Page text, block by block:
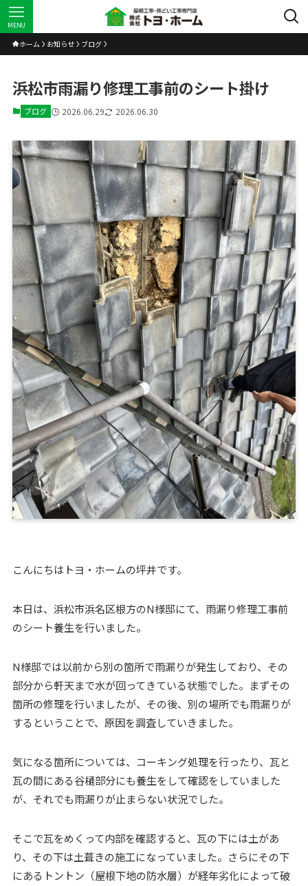
MENU
ホーム お知らせ ブログ
浜松市雨漏り修理工事前のシート掛け
ブログ 2026.06.29 2026.06.30
こんにちはトヨ・ホームの坪井です。
本日は、浜松市浜名区根方のN様邸にて、雨漏り修理工事前
のシート養生を行いました。
N様邸では以前から別の箇所で雨漏りが発生しており、その
部分から軒天まで水が回ってきている状態でした。まずその
箇所の修理を行いましたが、その後、別の場所でも雨漏りが
するということで、原因を調査していきました。
気になる箇所については、コーキング処理を行ったり、瓦と
瓦の間にある谷樋部分にも養生をして確認をしていました
が、それでも雨漏りが止まらない状況でした。
そこで瓦をめくって内部を確認すると、瓦の下には土があ
り、その下は土葺きの施工になっていました。さらにその下
にあるトントン（屋根下地の防水層）が経年劣化によって破